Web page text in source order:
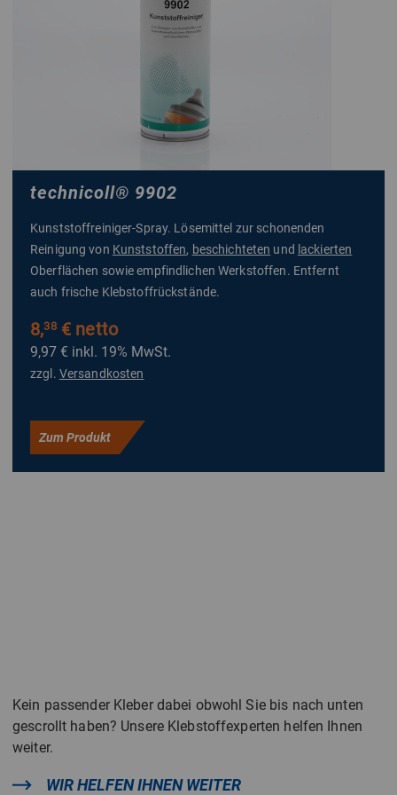
technicoll® 9902
Kunststoffreiniger-Spray. Lösemittel zur schonenden
Reinigung von Kunststoffen, beschichteten und lackierten
Oberflächen sowie empfindlichen Werkstoffen. Entfernt
auch frische Klebstoffrückstände.
8,38€ netto
9,97 € inkl. 19% MwSt.
zzgl. Versandkosten
Zum Produkt
Kein passender Kleber dabei obwohl Sie bis nach unten
gescrollt haben? Unsere Klebstoffexperten helfen Ihnen
weiter.
WIR HELFEN IHNEN WEITER